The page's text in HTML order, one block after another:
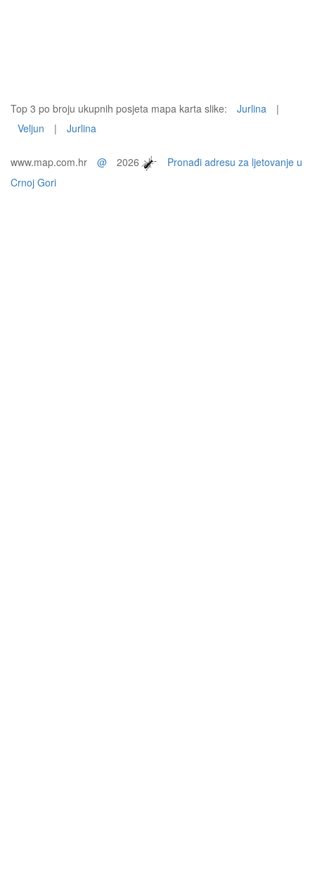
Top 3 po broju ukupnih posjeta mapa karta slike: Jurlina
|
Veljun
| Jurlina
www.map.com.hr @ 2026
Pronađi adresu za ljetovanje u
Crnoj Gori